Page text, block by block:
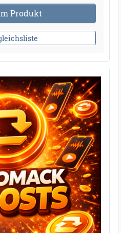
Produkt